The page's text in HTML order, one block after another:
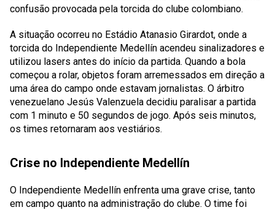
confusão provocada pela torcida do clube colombiano.
A situação ocorreu no Estádio Atanasio Girardot, onde a
torcida do Independiente Medellín acendeu sinalizadores e
utilizou lasers antes do início da partida. Quando a bola
começou a rolar, objetos foram arremessados em direção a
uma área do campo onde estavam jornalistas. O árbitro
venezuelano Jesús Valenzuela decidiu paralisar a partida
com 1 minuto e 50 segundos de jogo. Após seis minutos,
os times retornaram aos vestiários.
Crise no Independiente Medellín
O Independiente Medellín enfrenta uma grave crise, tanto
em campo quanto na administração do clube. O time foi